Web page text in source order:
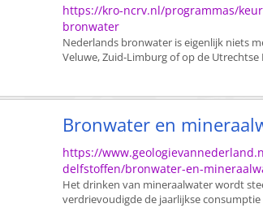
https://kro-ncrv.nl/programmas/
bronwater
Nederlands bronwater is eigenlijk niets
Veluwe, Zuid-Limburg of op de
Bronwater en
https://
delfstoffen/bronwater-en-
Het drinken van mineraalwater wordt
verdrievoudigde de jaarlijkse